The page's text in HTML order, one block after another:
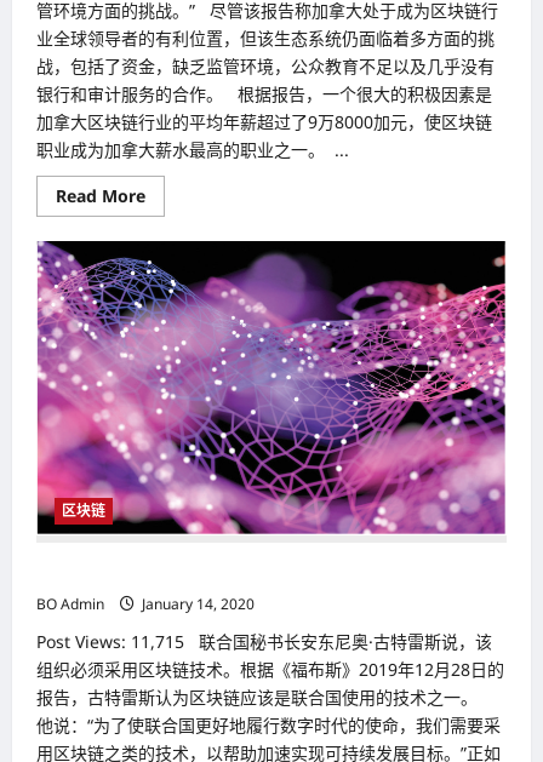
管环境方面的挑战。” 尽管该报告称加拿大处于成为区块链行
业全球领导者的有利位置，但该生态系统仍面临着多方面的挑
战，包括了资金，缺乏监管环境，公众教育不足以及几乎没有
银行和审计服务的合作。 根据报告，一个很大的积极因素是
加拿大区块链行业的平均年薪超过了9万8000加元，使区块链
职业成为加拿大薪水最高的职业之一。 ...
Read MoreRead
more
区
块
链
领
域
成
拿
大
（Canada）
最
高
薪
行
业
之
一
区块链
BO Admin
January 14, 2020
Post Views: 11,715 联合国秘书长安东尼奥·古特雷斯说，该
组织必须采用区块链技术。根据《福布斯》2019年12月28日的
报告，古特雷斯认为区块链应该是联合国使用的技术之一。
他说：“为了使联合国更好地履行数字时代的使命，我们需要采
用区块链之类的技术，以帮助加速实现可持续发展目标。”正如